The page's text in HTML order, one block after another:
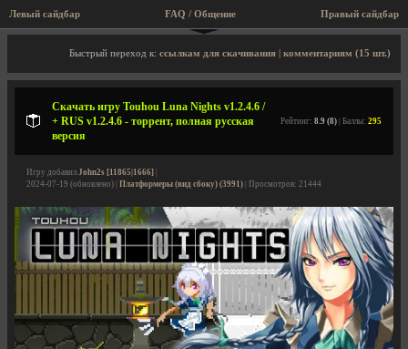
Левый сайдбар Правый сайдбар
FAQ / Общение
Описание игры, торрент, скриншоты, видео
Быстрый переход к: ссылкам для скачивания комментариям (15 шт.)
Скачать игру Touhou Luna Nights v1.2.4.6 /
+ RUS v1.2.4.6 - торрент, полная русская
версия
Рейтинг: 8.9 (8) | Баллы: 295
Игру добавил John2s [11865|1666]
2024-07-19 (обновлено) | Платформеры (вид сбоку) (3991) | Просмотров: 21444